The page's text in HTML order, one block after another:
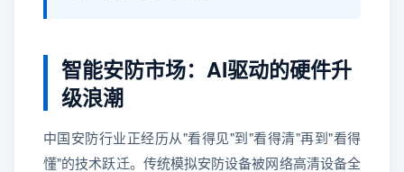
智能安防市场：AI驱动的硬件升
级浪潮
中国安防行业正经历从"看得见"到"看得清"再到"看得
懂"的技术跃迁。传统模拟安防设备被网络高清设备全